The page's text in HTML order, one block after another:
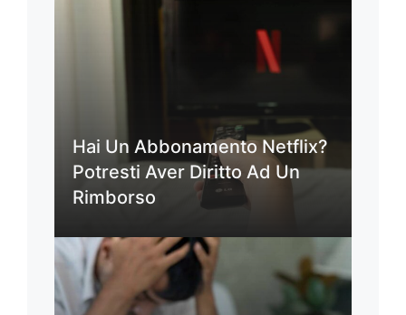
Hai Un Abbonamento Netflix?
Potresti Aver Diritto Ad Un
Rimborso